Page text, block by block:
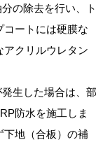
の除去を行い、ト
コートには硬膜な
アクリルウレタン
生した場合は、部
防水を施工しま
下地（合板）の補